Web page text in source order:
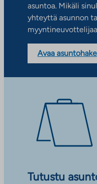
asuntoa. Mikäli
yhteyttä asunnon
Avaa
Tutustu